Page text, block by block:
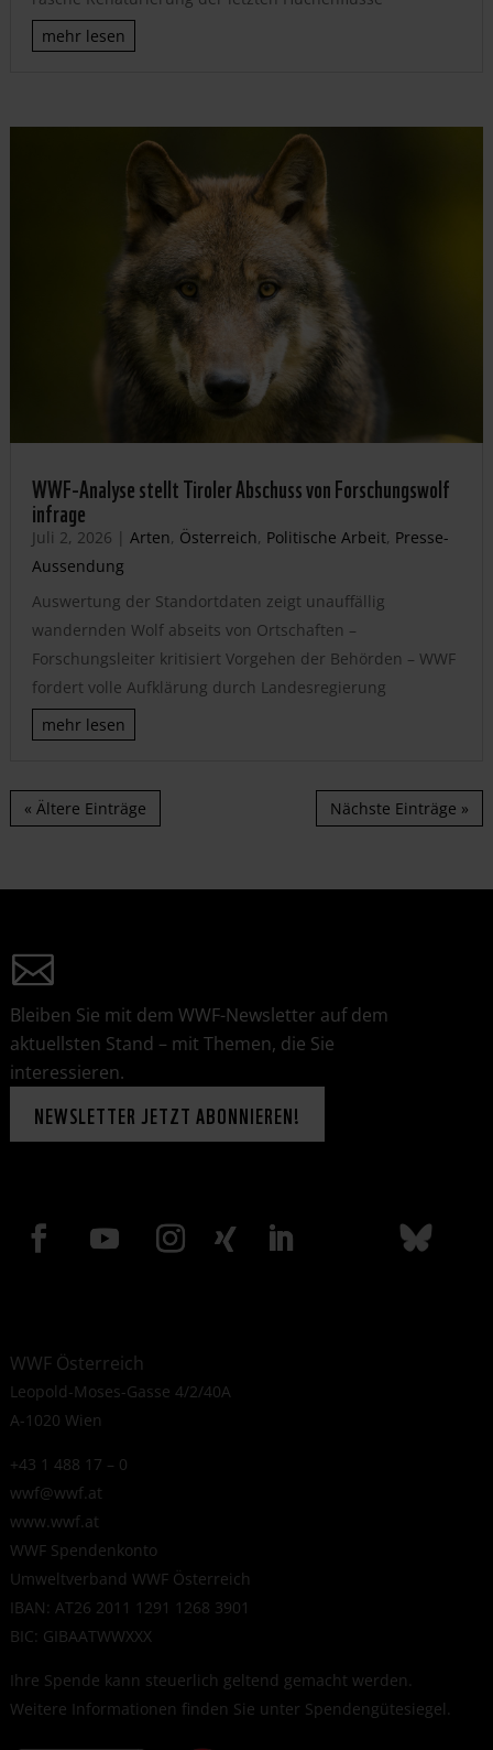
mehr lesen
WWF-Analyse stellt Tiroler Abschuss von Forschungswolf
infrage
Juli 2, 2026 | Arten, Österreich, Politische Arbeit, Presse-
Aussendung
Auswertung der Standortdaten zeigt unauffällig
wandernden Wolf abseits von Ortschaften –
Forschungsleiter kritisiert Vorgehen der Behörden – WWF
fordert volle Aufklärung durch Landesregierung
mehr lesen
« Ältere Einträge Nächste Einträge »
Bleiben Sie mit dem WWF-Newsletter auf dem
aktuellsten Stand – mit Themen, die Sie
interessieren.
NEWSLETTER JETZT ABONNIEREN!
WWF Österreich
Leopold-Moses-Gasse 4/2/40A
A-1020 Wien
+43 1 488 17 – 0
wwf@wwf.at
www.wwf.at
WWF Spendenkonto
Umweltverband WWF Österreich
IBAN: AT26 2011 1291 1268 3901
BIC: GIBAATWWXXX
Ihre Spende kann steuerlich geltend gemacht werden.
Weitere Informationen finden Sie unter Spendengütesiegel.